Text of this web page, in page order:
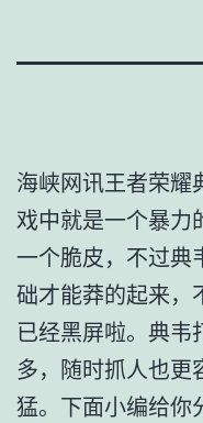
海峡网讯王者荣耀
戏中就是一个暴力
一个脆皮，不过典
础才能莽的起来，
已经黑屏啦。典韦
多，随时抓人也更
猛。下面小编给你